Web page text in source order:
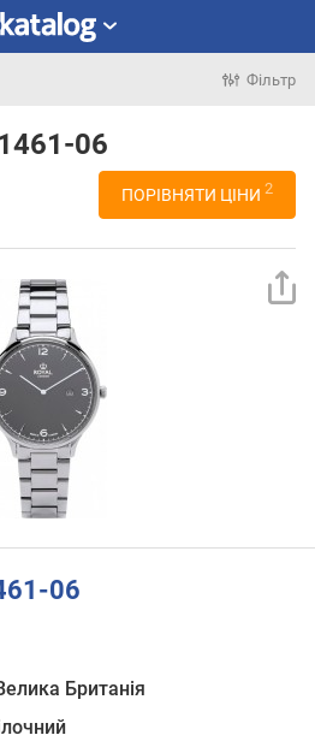
Фільтр
06
ПОРІВНЯТИ ЦІНИ 2
06
Британія